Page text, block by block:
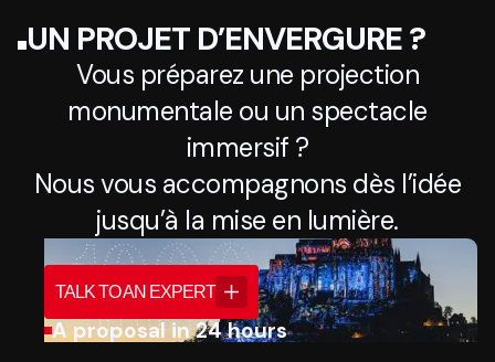
UN PROJET D’ENVERGURE ?
Vous préparez une projection
monumentale ou un spectacle
immersif ?
Nous vous accompagnons dès l’idée
jusqu’à la mise en lumière.
TALK TO AN EXPERT
A proposal in 24 hours